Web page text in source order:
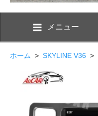
メニュー
ホーム > SKYLINE V36 >